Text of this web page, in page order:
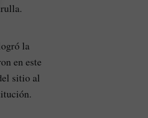
la
en este
sitio al